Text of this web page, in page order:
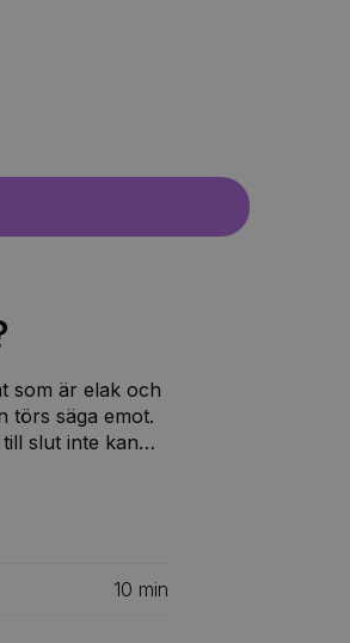
som är elak och
törs säga emot.
slut inte kan
10 min